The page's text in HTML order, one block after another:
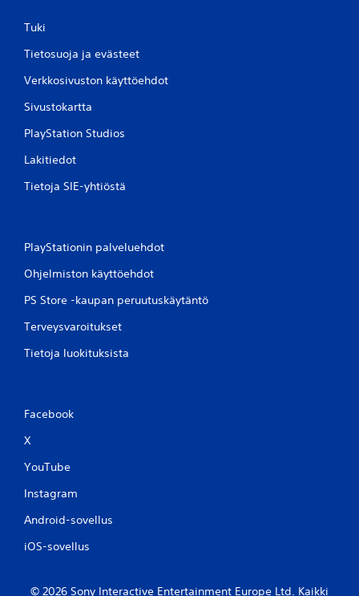
Tuki
Tietosuoja ja evästeet
Verkkosivuston käyttöehdot
Sivustokartta
PlayStation Studios
Lakitiedot
Tietoja SIE-yhtiöstä
PlayStationin palveluehdot
Ohjelmiston käyttöehdot
PS Store -kaupan peruutuskäytäntö
Terveysvaroitukset
Tietoja luokituksista
Facebook
X
YouTube
Instagram
Android-sovellus
iOS-sovellus
© 2026 Sony Interactive Entertainment Europe Ltd. Kaikki